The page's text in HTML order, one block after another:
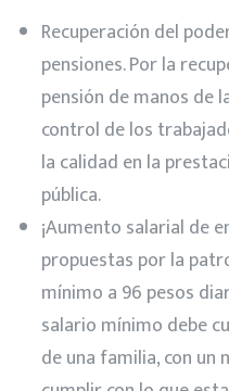
Recuperación del
pensiones. Por la
pensión de manos de
control de los
la calidad en la
pública.
¡Aumento salarial de
propuestas por la
mínimo a 96 pesos
salario mínimo debe
de una familia, con un